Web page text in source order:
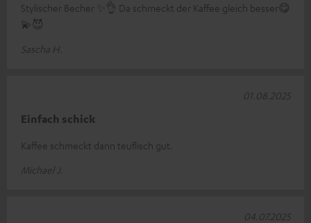
Stylischer Becher ✨️👌 Da schmeckt der Kaffee gleich besser😋
💫😈
Sascha H.
Einfach schick
Kaffee schmeckt dann teuflisch gut.
Michael J.
01.08.2025
04.07.2025